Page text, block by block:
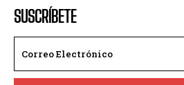
SUSCRÍBETE